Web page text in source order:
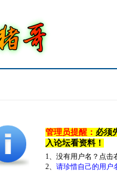
管理员提醒： 必须
入论坛看资料！
1、没有用户名？点
2、 请珍惜自己的用户